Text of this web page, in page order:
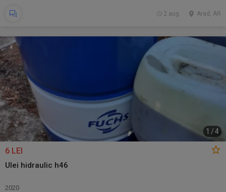
Arad, AR
2 aug.
1 /4
6 LEI
Ulei hidraulic h46
2020